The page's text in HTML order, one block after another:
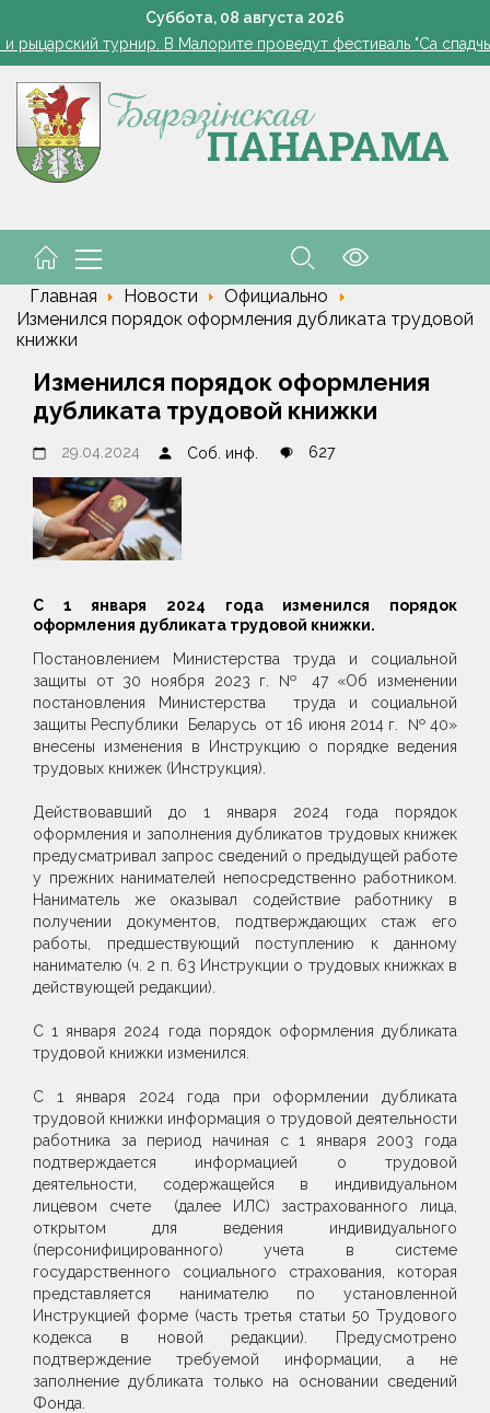
Суббота, 08 августа 2026
Как часто нужно измерять сахар в крови, рассказала
рыцарский турнир. В Малорите проведут фестиваль "Са
Одна ночь - и грядки чистые: ловушка для слизней из яичных
в Беларуси в выходные: местами кратковременные дожди,
Как часто нужно измерять сахар в крови, рассказала
Главная Новости
Официально
Изменился порядок оформления дубликата трудовой
книжки
Изменился порядок оформления
дубликата трудовой книжки
29.04.2024 Соб. инф. 627
С 1 января 2024 года изменился порядок
оформления дубликата трудовой книжки.
Постановлением Министерства труда и социальной
защиты от 30 ноября 2023 г. № 47 «Об изменении
постановления Министерства труда и социальной
защиты Республики Беларусь от 16 июня 2014 г. № 40»
внесены изменения в Инструкцию о порядке ведения
трудовых книжек (Инструкция).
Действовавший до 1 января 2024 года порядок
оформления и заполнения дубликатов трудовых книжек
предусматривал запрос сведений о предыдущей работе
у прежних нанимателей непосредственно работником.
Наниматель же оказывал содействие работнику в
получении документов, подтверждающих стаж его
работы, предшествующий поступлению к данному
нанимателю (ч. 2 п. 63 Инструкции о трудовых книжках в
действующей редакции).
С 1 января 2024 года порядок оформления дубликата
трудовой книжки изменился.
С 1 января 2024 года при оформлении дубликата
трудовой книжки информация о трудовой деятельности
работника за период начиная с 1 января 2003 года
подтверждается информацией о трудовой
деятельности, содержащейся в индивидуальном
лицевом счете (далее ИЛС) застрахованного лица,
открытом для ведения индивидуального
(персонифицированного) учета в системе
государственного социального страхования, которая
представляется нанимателю по установленной
Инструкцией форме (часть третья статьи 50 Трудового
кодекса в новой редакции). Предусмотрено
подтверждение требуемой информации, а не
заполнение дубликата только на основании сведений
Фонда.